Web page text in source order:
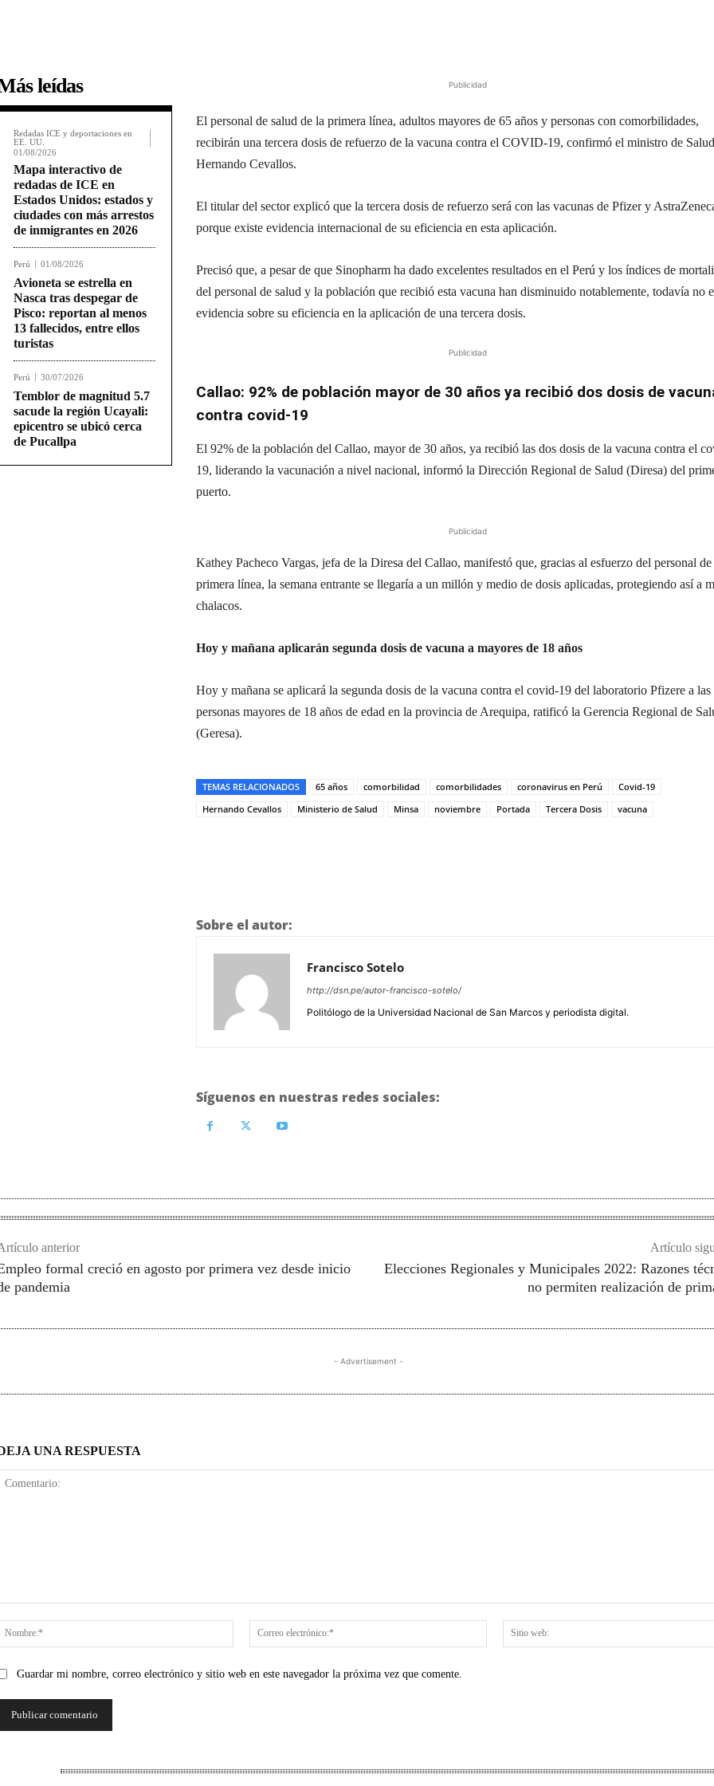
leídas
Redadas ICE y deportaciones en
EE. UU.
01/08/2026
Mapa interactivo de
redadas de ICE en
Estados Unidos: estados y
ciudades con más arrestos
de inmigrantes en 2026
Perú 01/08/2026
Avioneta se estrella en
Nasca tras despegar de
Pisco: reportan al menos
13 fallecidos, entre ellos
turistas
Perú 30/07/2026
Temblor de magnitud 5.7
sacude la región Ucayali:
epicentro se ubicó cerca
de Pucallpa
Publicidad
El personal de salud de la primera línea, adultos mayores de 65 años y personas con comorbilidades,
recibirán una tercera dosis de refuerzo de la vacuna contra el COVID-19, confirmó el ministro de
Hernando Cevallos.
El titular del sector explicó que la tercera dosis de refuerzo será con las vacunas de Pfizer y
porque existe evidencia internacional de su eficiencia en esta aplicación.
Precisó que, a pesar de que Sinopharm ha dado excelentes resultados en el Perú y los índices de
del personal de salud y la población que recibió esta vacuna han disminuido notablemente, todavía no
evidencia sobre su eficiencia en la aplicación de una tercera dosis.
Publicidad
Callao: 92% de población mayor de 30 años ya recibió dos dosis de
contra covid-19
El 92% de la población del Callao, mayor de 30 años, ya recibió las dos dosis de la vacuna contra el
19, liderando la vacunación a nivel nacional, informó la Dirección Regional de Salud (Diresa) del
puerto.
Publicidad
Kathey Pacheco Vargas, jefa de la Diresa del Callao, manifestó que, gracias al esfuerzo del personal de
primera línea, la semana entrante se llegaría a un millón y medio de dosis aplicadas, protegiendo así a
chalacos.
Hoy y mañana aplicarán segunda dosis de vacuna a mayores de 18 años
Hoy y mañana se aplicará la segunda dosis de la vacuna contra el covid-19 del laboratorio Pfizere a las
personas mayores de 18 años de edad en la provincia de Arequipa, ratificó la Gerencia Regional de
(Geresa).
TEMAS RELACIONADOS 65 años comorbilidad comorbilidades coronavirus en Perú
Covid-19
Hernando Cevallos
Ministerio de Salud Minsa noviembre Portada Tercera Dosis vacuna
Sobre el autor:
Francisco Sotelo
http://dsn.pe/autor-francisco-sotelo/
Politólogo de la Universidad Nacional de San Marcos y periodista digital.
Síguenos en nuestras redes sociales:
anterior
formal creció en agosto por primera vez desde inicio
pandemia
Artículo
Elecciones Regionales y Municipales 2022: Razones
no permiten realización de
- Advertisement -
UNA RESPUESTA
Nombre:*
Correo
electrónico:*
Guardar mi nombre, correo electrónico y sitio web en este navegador la próxima vez que comente.